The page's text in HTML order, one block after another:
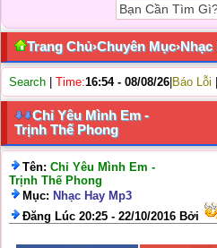
Trang Chủ›Chuyên Mục›Nhạc
Search Time:16:54 - 08/08/26 Báo Lỗi
Chỉ Yêu Mình Em -
Trịnh Thế Phong
Tên: Chỉ Yêu Mình Em -
Trịnh Thế Phong
Mục: Nhạc Hay Mp3
Đăng Lúc 20:25 - 22/10/2016 Bởi